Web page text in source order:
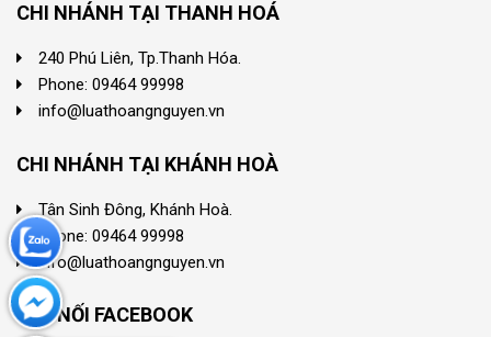
CHI NHÁNH TẠI THANH HOÁ
240 Phú Liên, Tp.Thanh Hóa.
Phone: 09464 99998
info@luathoangnguyen.vn
CHI NHÁNH TẠI KHÁNH HOÀ
Tân Sinh Đông, Khánh Hoà.
Phone: 09464 99998
info@luathoangnguyen.vn
KẾT NỐI FACEBOOK